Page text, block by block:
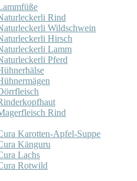
Rind
Wildschwein
Hirsch
Lamm
Pferd
Rind
Karotten-Apfel-Suppe
Känguru
Lachs
Rotwild